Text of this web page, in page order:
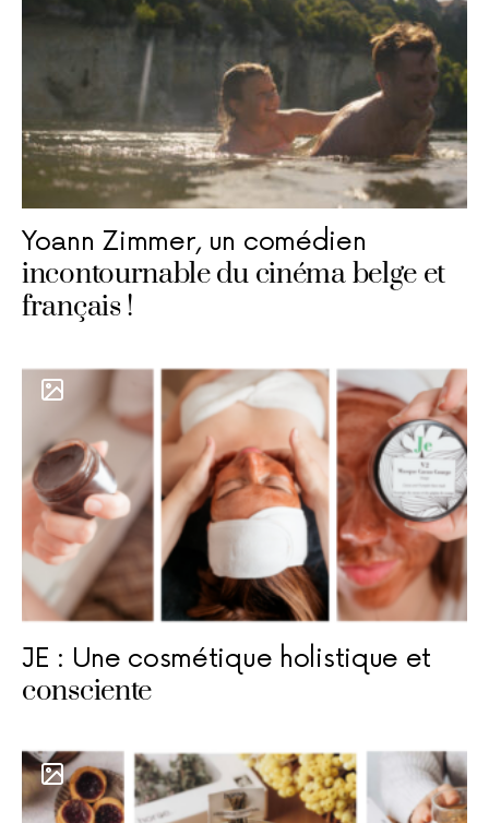
Yoann Zimmer, un comédien
incontournable du cinéma belge et
français !
JE : Une cosmétique holistique et
consciente